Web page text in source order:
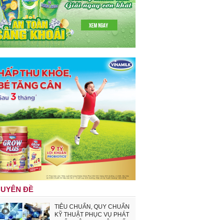
ĐỀ
TIÊU CHUẨN, QUY CHUẨN
KỸ THUẬT PHỤC VỤ PHÁT